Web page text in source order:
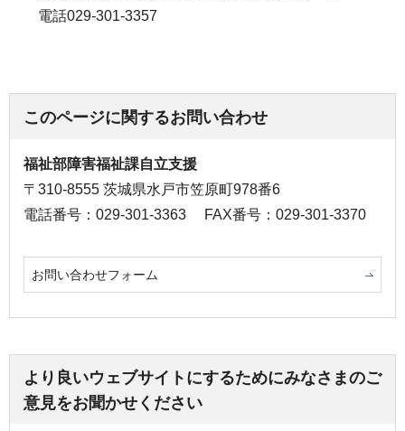
電話029-301-3357
このページに関するお問い合わせ
福祉部障害福祉課自立支援
〒310-8555 茨城県水戸市笠原町978番6
電話番号：029-301-3363
FAX番号：029-301-3370
お問い合わせフォーム
より良いウェブサイトにするためにみなさまのご
意見をお聞かせください